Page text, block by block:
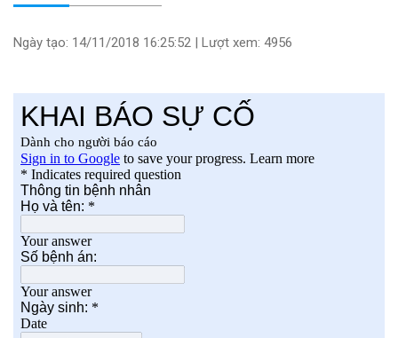
Ngày tạo: 14/11/2018 16:25:52 | Lượt xem: 4956